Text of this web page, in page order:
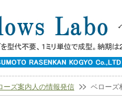
ーズ案内人の情報発信 ベローズ